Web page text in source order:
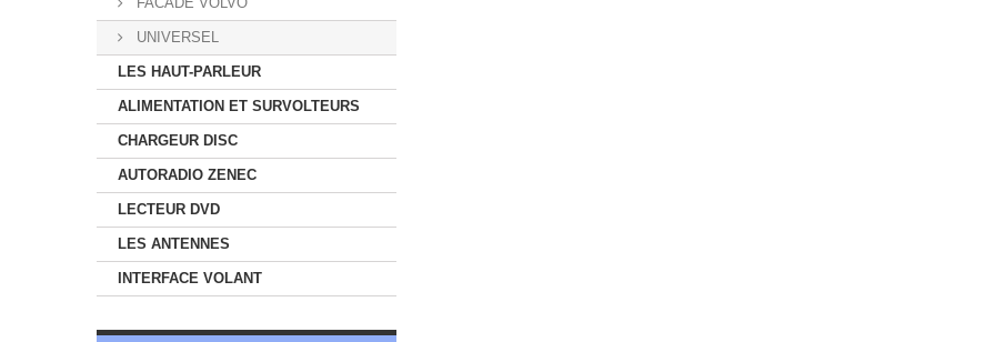
UNIVERSEL
LES HAUT-PARLEUR
ALIMENTATION ET SURVOLTEURS
CHARGEUR DISC
AUTORADIO ZENEC
LECTEUR DVD
LES ANTENNES
INTERFACE VOLANT